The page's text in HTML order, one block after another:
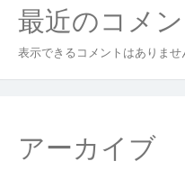
最近のコメン
表示できるコメントはありませ
アーカイブ